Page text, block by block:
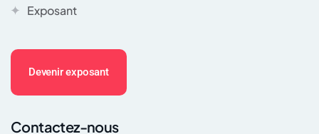
Exposant
Devenir exposant
Contactez-nous